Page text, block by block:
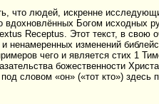
что людей, искренне
вдохновлённых Богом исходных
Receptus. Этот текст, в свою
изменений
чего и является стих 1
божественности
словом «он» («тот кто») здесь